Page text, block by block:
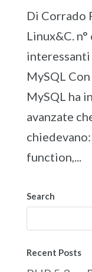
Di Corrado
Linux&C.
MySQL
MySQL ha
avanzate
function,...
Search
Recent Posts